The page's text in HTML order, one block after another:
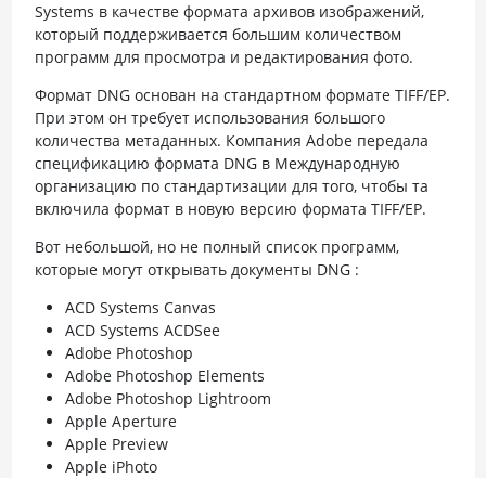
Systems в качестве формата архивов изображений,
который поддерживается большим количеством
программ для просмотра и редактирования фото.
Формат DNG основан на стандартном формате TIFF/EP.
При этом он требует использования большого
количества метаданных. Компания Adobe передала
спецификацию формата DNG в Международную
организацию по стандартизации для того, чтобы та
включила формат в новую версию формата TIFF/EP.
Вот небольшой, но не полный список программ,
которые могут открывать документы DNG :
ACD Systems Canvas
ACD Systems ACDSee
Adobe Photoshop
Adobe Photoshop Elements
Adobe Photoshop Lightroom
Apple Aperture
Apple Preview
Apple iPhoto